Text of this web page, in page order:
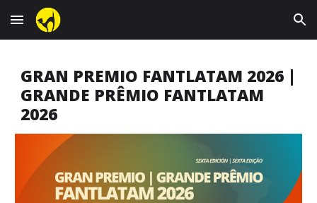
Skip to main content Skip to navigation
GRAN PREMIO FANTLATAM 2026 |
GRANDE PRÊMIO FANTLATAM
2026